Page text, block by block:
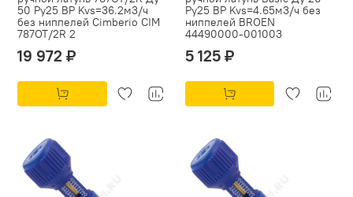
50 Ру25 ВР Kvs=36.2м3/ч
без ниппелей Cimberio CIM
787ОТ/2R 2
19 972 ₽
Ру25 ВР Kvs=4.65м3/ч без
ниппелей BROEN
44490000-001003
5 125 ₽